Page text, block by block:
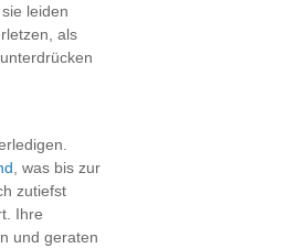
leiden
als
, was bis zur
zutiefst
Ihre
und geraten